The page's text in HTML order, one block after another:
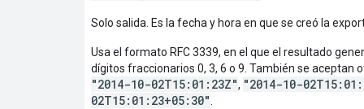
Solo salida. Es la fecha y hora en que se creó la
Usa el formato RFC 3339, en el que el resultado
dígitos fraccionarios 0, 3, 6 o 9. También se aceptan
"2014-10-02T15:01:23Z", "2014-10-
02T15:01:23+05:30"